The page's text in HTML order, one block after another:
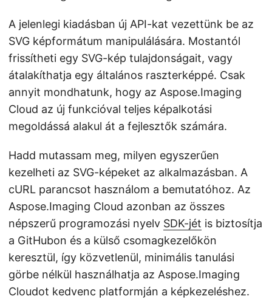
A jelenlegi kiadásban új API-kat vezettünk be az
SVG képformátum manipulálására. Mostantól
frissítheti egy SVG-kép tulajdonságait, vagy
átalakíthatja egy általános raszterképpé. Csak
annyit mondhatunk, hogy az Aspose.Imaging
Cloud az új funkcióval teljes képalkotási
megoldássá alakul át a fejlesztők számára.
Hadd mutassam meg, milyen egyszerűen
kezelheti az SVG-képeket az alkalmazásban. A
cURL parancsot használom a bemutatóhoz. Az
Aspose.Imaging Cloud azonban az összes
népszerű programozási nyelv SDK-jét is biztosítja
a GitHubon és a külső csomagkezelőkön
keresztül, így közvetlenül, minimális tanulási
görbe nélkül használhatja az Aspose.Imaging
Cloudot kedvenc platformján a képkezeléshez.